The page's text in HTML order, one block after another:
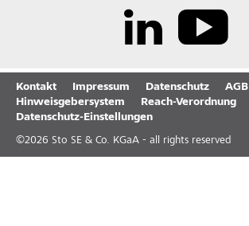
Kontakt Impressum Datenschutz
AGB
Hinweisgebersystem
Reach-Verordnung
Datenschutz-Einstellungen
©2026 Sto SE & Co. KGaA - all rights reserved